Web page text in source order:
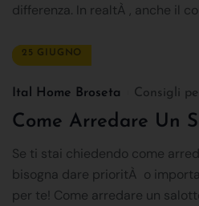
differenza. In realtÀ , anche il
25 GIUGNO
Ital Home Broseta Consigli
Come Arredare Un
Se ti stai chiedendo come
bisogna dare prioritÀ o
per te! Come arredare un